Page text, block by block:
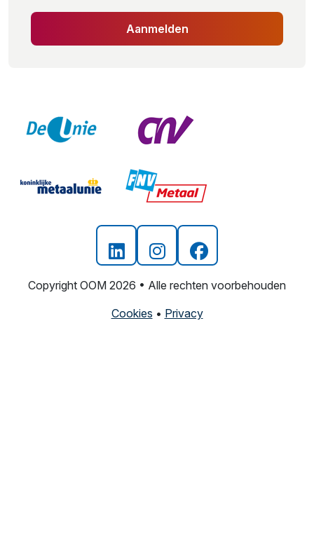
Aanmelden
Copyright OOM 2026 • Alle rechten voorbehouden
Cookies • Privacy